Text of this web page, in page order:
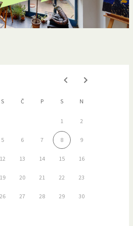
S Č P S N
1 2
5 6 7 8 9
12 13 14 15 16
19 20 21 22 23
26 27 28 29 30